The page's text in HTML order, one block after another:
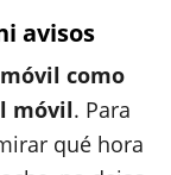
avisos
como
móvil. Para
qué hora